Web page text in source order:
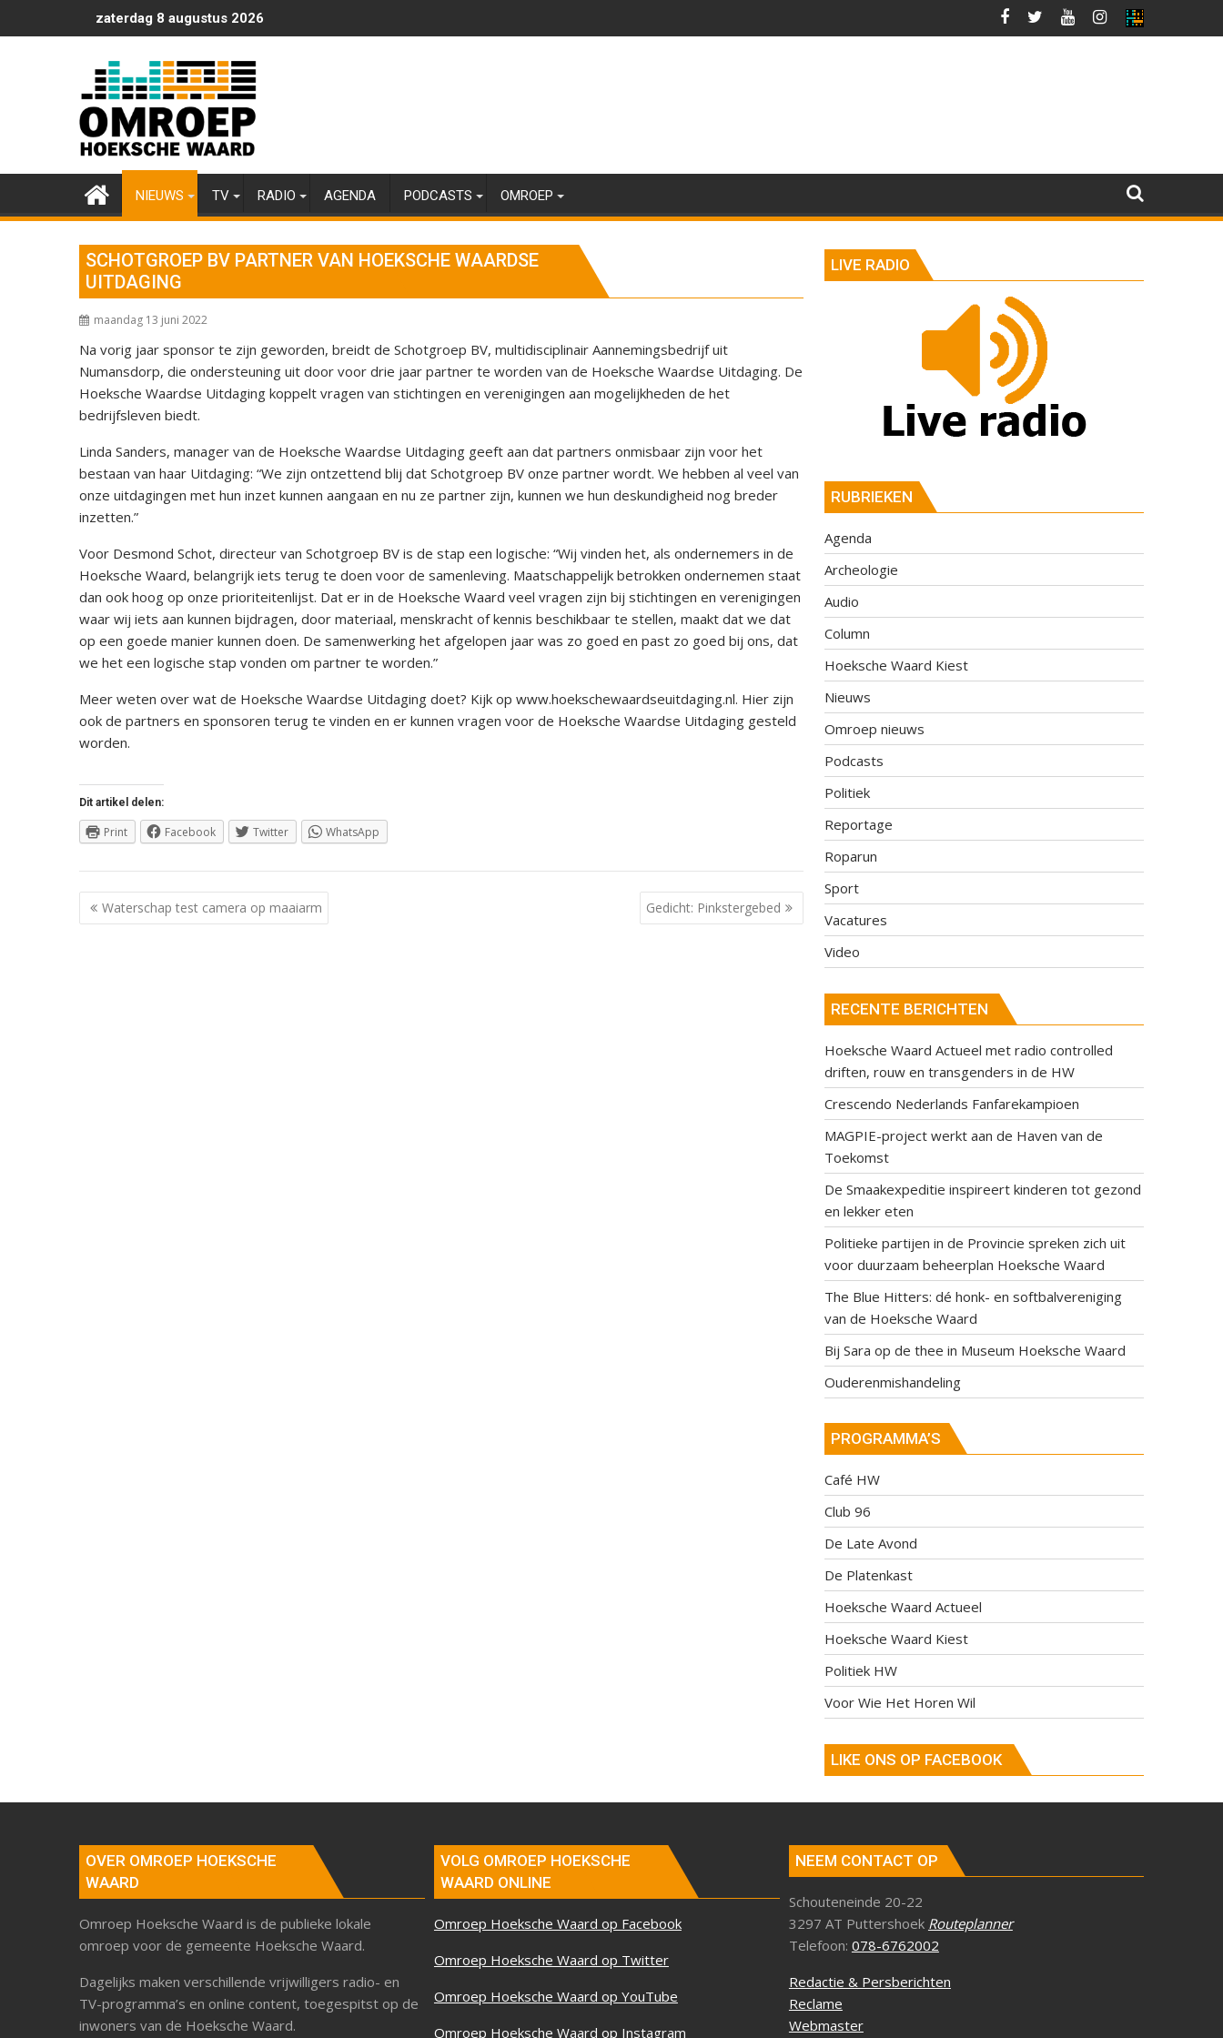
naar
zaterdag 8 augustus 2026
NIEUWS TV RADIO AGENDA PODCASTS OMROEP
SCHOTGROEP BV PARTNER VAN HOEKSCHE WAARDSE
UITDAGING
maandag 13 juni 2022
Na vorig jaar sponsor te zijn geworden, breidt de Schotgroep BV, multidisciplinair Aannemingsbedrijf uit
Numansdorp, die ondersteuning uit door voor drie jaar partner te worden van de Hoeksche Waardse Uitdaging. De
Hoeksche Waardse Uitdaging koppelt vragen van stichtingen en verenigingen aan mogelijkheden de het
bedrijfsleven biedt.
Linda Sanders, manager van de Hoeksche Waardse Uitdaging geeft aan dat partners onmisbaar zijn voor het
bestaan van haar Uitdaging: “We zijn ontzettend blij dat Schotgroep BV onze partner wordt. We hebben al veel van
onze uitdagingen met hun inzet kunnen aangaan en nu ze partner zijn, kunnen we hun deskundigheid nog breder
inzetten.”
Voor Desmond Schot, directeur van Schotgroep BV is de stap een logische: “Wij vinden het, als ondernemers in de
Hoeksche Waard, belangrijk iets terug te doen voor de samenleving. Maatschappelijk betrokken ondernemen staat
dan ook hoog op onze prioriteitenlijst. Dat er in de Hoeksche Waard veel vragen zijn bij stichtingen en verenigingen
waar wij iets aan kunnen bijdragen, door materiaal, menskracht of kennis beschikbaar te stellen, maakt dat we dat
op een goede manier kunnen doen. De samenwerking het afgelopen jaar was zo goed en past zo goed bij ons, dat
we het een logische stap vonden om partner te worden.”
Meer weten over wat de Hoeksche Waardse Uitdaging doet? Kijk op www.hoekschewaardseuitdaging.nl. Hier zijn
ook de partners en sponsoren terug te vinden en er kunnen vragen voor de Hoeksche Waardse Uitdaging gesteld
worden.
Dit artikel delen:
Print Facebook Twitter WhatsApp
Berichtnavigatie
Waterschap test camera op maaiarm Gedicht: Pinkstergebed
LIVE RADIO
RUBRIEKEN
Agenda
Archeologie
Audio
Column
Hoeksche Waard Kiest
Nieuws
Omroep nieuws
Podcasts
Politiek
Reportage
Roparun
Sport
Vacatures
Video
RECENTE BERICHTEN
Hoeksche Waard Actueel met radio controlled
driften, rouw en transgenders in de HW
Crescendo Nederlands Fanfarekampioen
MAGPIE-project werkt aan de Haven van de
Toekomst
De Smaakexpeditie inspireert kinderen tot gezond
en lekker eten
Politieke partijen in de Provincie spreken zich uit
voor duurzaam beheerplan Hoeksche Waard
The Blue Hitters: dé honk- en softbalvereniging
van de Hoeksche Waard
Bij Sara op de thee in Museum Hoeksche Waard
Ouderenmishandeling
PROGRAMMA’S
Café HW
Club 96
De Late Avond
De Platenkast
Hoeksche Waard Actueel
Hoeksche Waard Kiest
Politiek HW
Voor Wie Het Horen Wil
LIKE ONS OP FACEBOOK
OVER OMROEP HOEKSCHE
WAARD
Omroep Hoeksche Waard is de publieke lokale
omroep voor de gemeente Hoeksche Waard.
Dagelijks maken verschillende vrijwilligers radio- en
TV-programma’s en online content, toegespitst op de
inwoners van de Hoeksche Waard.
VOLG OMROEP HOEKSCHE
WAARD ONLINE
Omroep Hoeksche Waard op Facebook
Omroep Hoeksche Waard op Twitter
Omroep Hoeksche Waard op YouTube
Omroep Hoeksche Waard op Instagram
NEEM CONTACT OP
Schouteneinde 20-22
3297 AT Puttershoek Routeplanner
Telefoon: 078-6762002
Redactie & Persberichten
Reclame
Webmaster